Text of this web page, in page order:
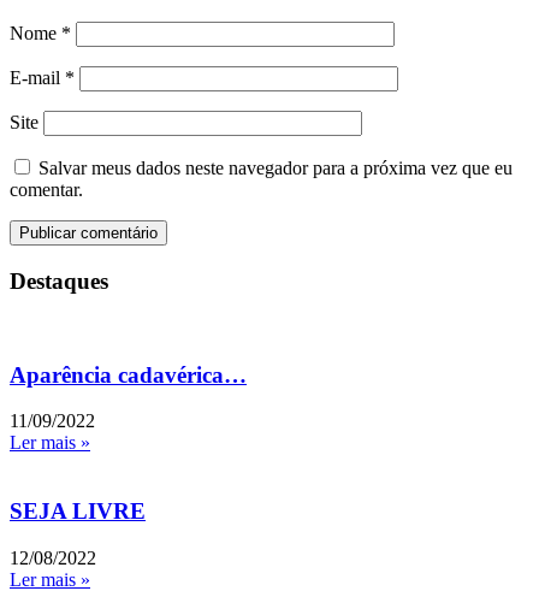
Nome *
E-mail *
Site
Salvar meus dados neste navegador para a próxima vez que eu
comentar.
Destaques
Aparência cadavérica…
11/09/2022
Ler mais »
SEJA LIVRE
12/08/2022
Ler mais »